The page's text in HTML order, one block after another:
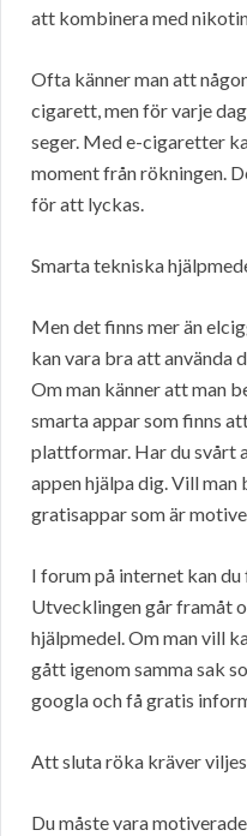
att kombinera med
Ofta känner man att
cigarett, men för varje
seger. Med e-cigaretter
moment från rökningen.
för att lyckas.
Smarta tekniska
Men det finns mer än
kan vara bra att använda
Om man känner att man
smarta appar som finns
plattformar. Har du svårt
appen hjälpa dig. Vill
gratisappar som är
I forum på internet kan
Utvecklingen går framåt
hjälpmedel. Om man vill
gått igenom samma sak
googla och få gratis
Att sluta röka kräver
Du måste vara